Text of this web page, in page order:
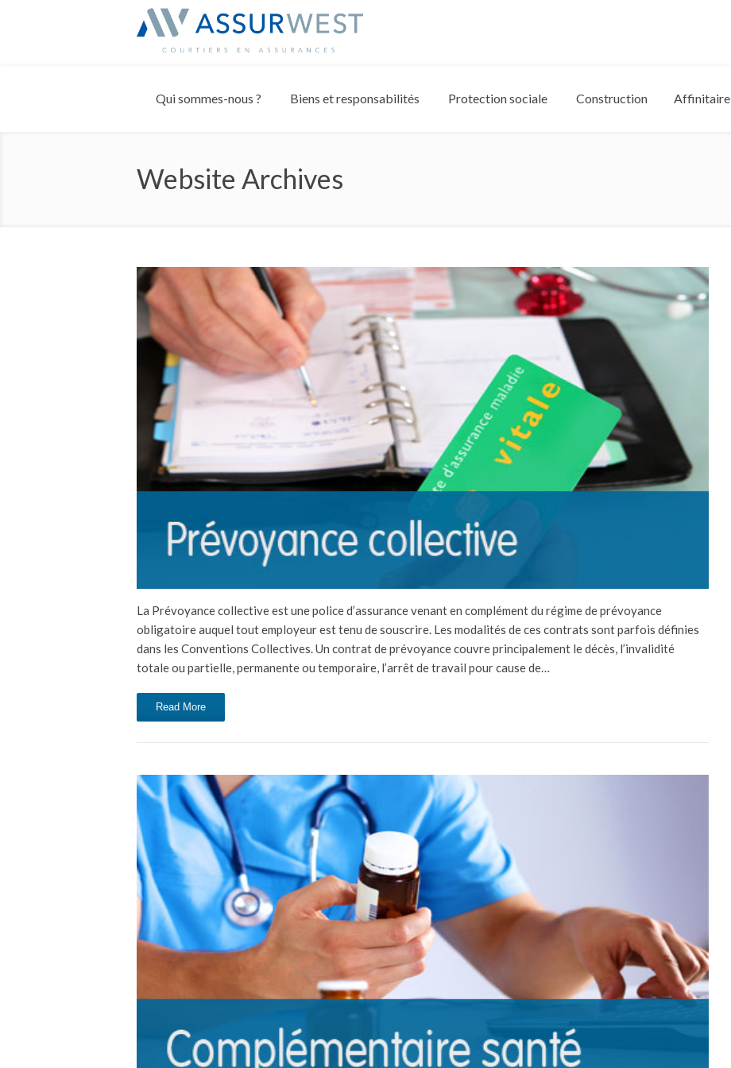
Qui sommes-nous ? Biens et responsabilités Protection sociale Construction Affinitaire
Website Archives
La Prévoyance collective est une police d’assurance venant en complément du régime de prévoyance
obligatoire auquel tout employeur est tenu de souscrire. Les modalités de ces contrats sont parfois définies
dans les Conventions Collectives. Un contrat de prévoyance couvre principalement le décès, l’invalidité
totale ou partielle, permanente ou temporaire, l’arrêt de travail pour cause de…
Read More
Panneau de gestion des cookies